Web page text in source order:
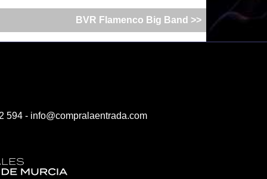
BVR Flamenco Big Band >>
594 - info@compralaentrada.com